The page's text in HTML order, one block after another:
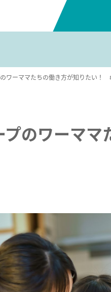
のワーママたちの働き方が知りたい！
のワーマ